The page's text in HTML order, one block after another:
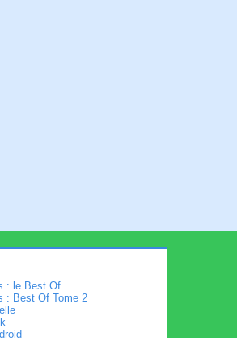
: le Best Of
: Best Of Tome 2